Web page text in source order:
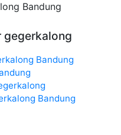
Bandung
gegerkalong
Bandung
Bandung